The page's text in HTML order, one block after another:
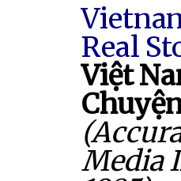
Real
Việt
Media